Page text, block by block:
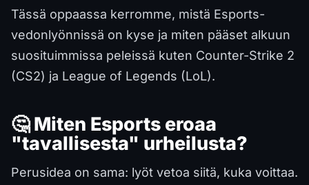
Tässä oppaassa kerromme, mistä Esports-
vedonlyönnissä on kyse ja miten pääset alkuun
suosituimmissa peleissä kuten Counter-Strike 2
(CS2) ja League of Legends (LoL).
🤔 Miten Esports eroaa
"tavallisesta" urheilusta?
Perusidea on sama: lyöt vetoa siitä, kuka voittaa.